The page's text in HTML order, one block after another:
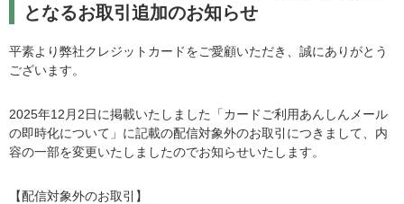
となるお取引追加のお知らせ
平素より弊社クレジットカードをご愛顧いただき、誠にありがとう
ございます。
2025年12月2日に掲載いたしました「カードご利用あんしんメール
の即時化について」に記載の配信対象外のお取引につきまして、内
容の一部を変更いたしましたのでお知らせいたします。
【配信対象外のお取引】